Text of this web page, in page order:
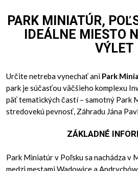
PARK MINIATÚR,
IDEÁLNE MIESTO
VÝLET
Určite netreba vynechať ani Park
park je súčasťou väčšieho komplexu
päť tematických častí – samotný Park
stredovekú pevnosť, Záhradu Jána
ZÁKLADNÉ
Park Miniatúr v Poľsku sa nachádza v